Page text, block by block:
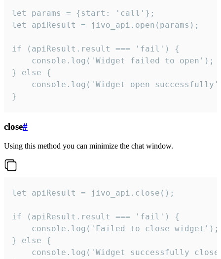
let params = {start: 'call'};
let apiResult = jivo_api.open(params);
if (apiResult.result === 'fail') {
    console.log('Widget failed to open');
} else {
console.log('Widget open
}
close#
Using this method you can minimize the chat window.
let apiResult = jivo_api.close();
if (apiResult.result === 'fail') {
    console.log('Failed to close widget');
} else {
console.log('Widget successfully